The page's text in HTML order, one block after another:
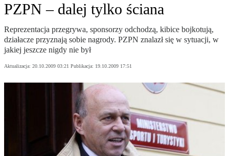
PZPN – dalej tylko ściana
Reprezentacja przegrywa, sponsorzy odchodzą, kibice bojkotują,
działacze przyznają sobie nagrody. PZPN znalazł się w sytuacji, w
jakiej jeszcze nigdy nie był
Aktualizacja: 20.10.2009 03:21 Publikacja: 19.10.2009 17:51